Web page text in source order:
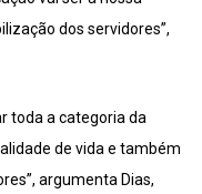
dos servidores”,
toda a categoria da
de vida e também
argumenta Dias,